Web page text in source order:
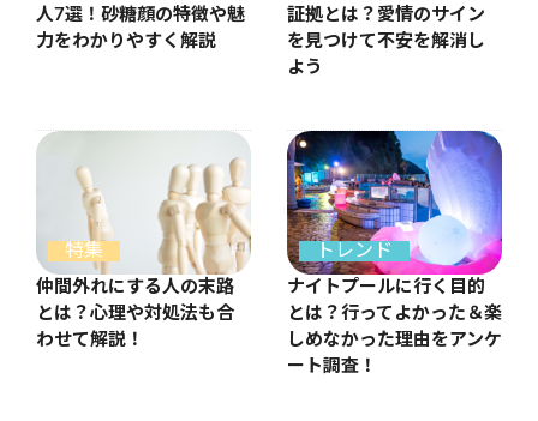
人7選！砂糖顔の特徴や魅
力をわかりやすく解説
証拠とは？愛情のサイン
を見つけて不安を解消し
よう
特集
仲間外れにする人の末路
とは？心理や対処法も合
わせて解説！
トレンド
ナイトプールに行く目的
とは？行ってよかった＆楽
しめなかった理由をアンケ
ート調査！